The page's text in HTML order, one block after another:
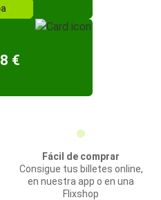
€
Fácil de comprar
Consigue tus billetes online,
en nuestra app o en una
Flixshop